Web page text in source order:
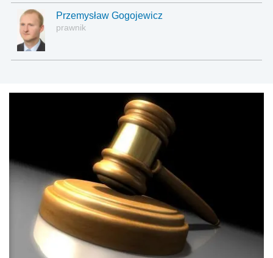
Przemysław Gogojewicz
prawnik